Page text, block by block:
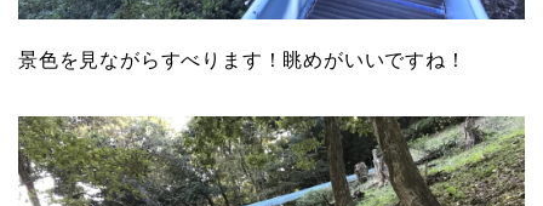
景色を見ながらすべります！眺めがいいですね！